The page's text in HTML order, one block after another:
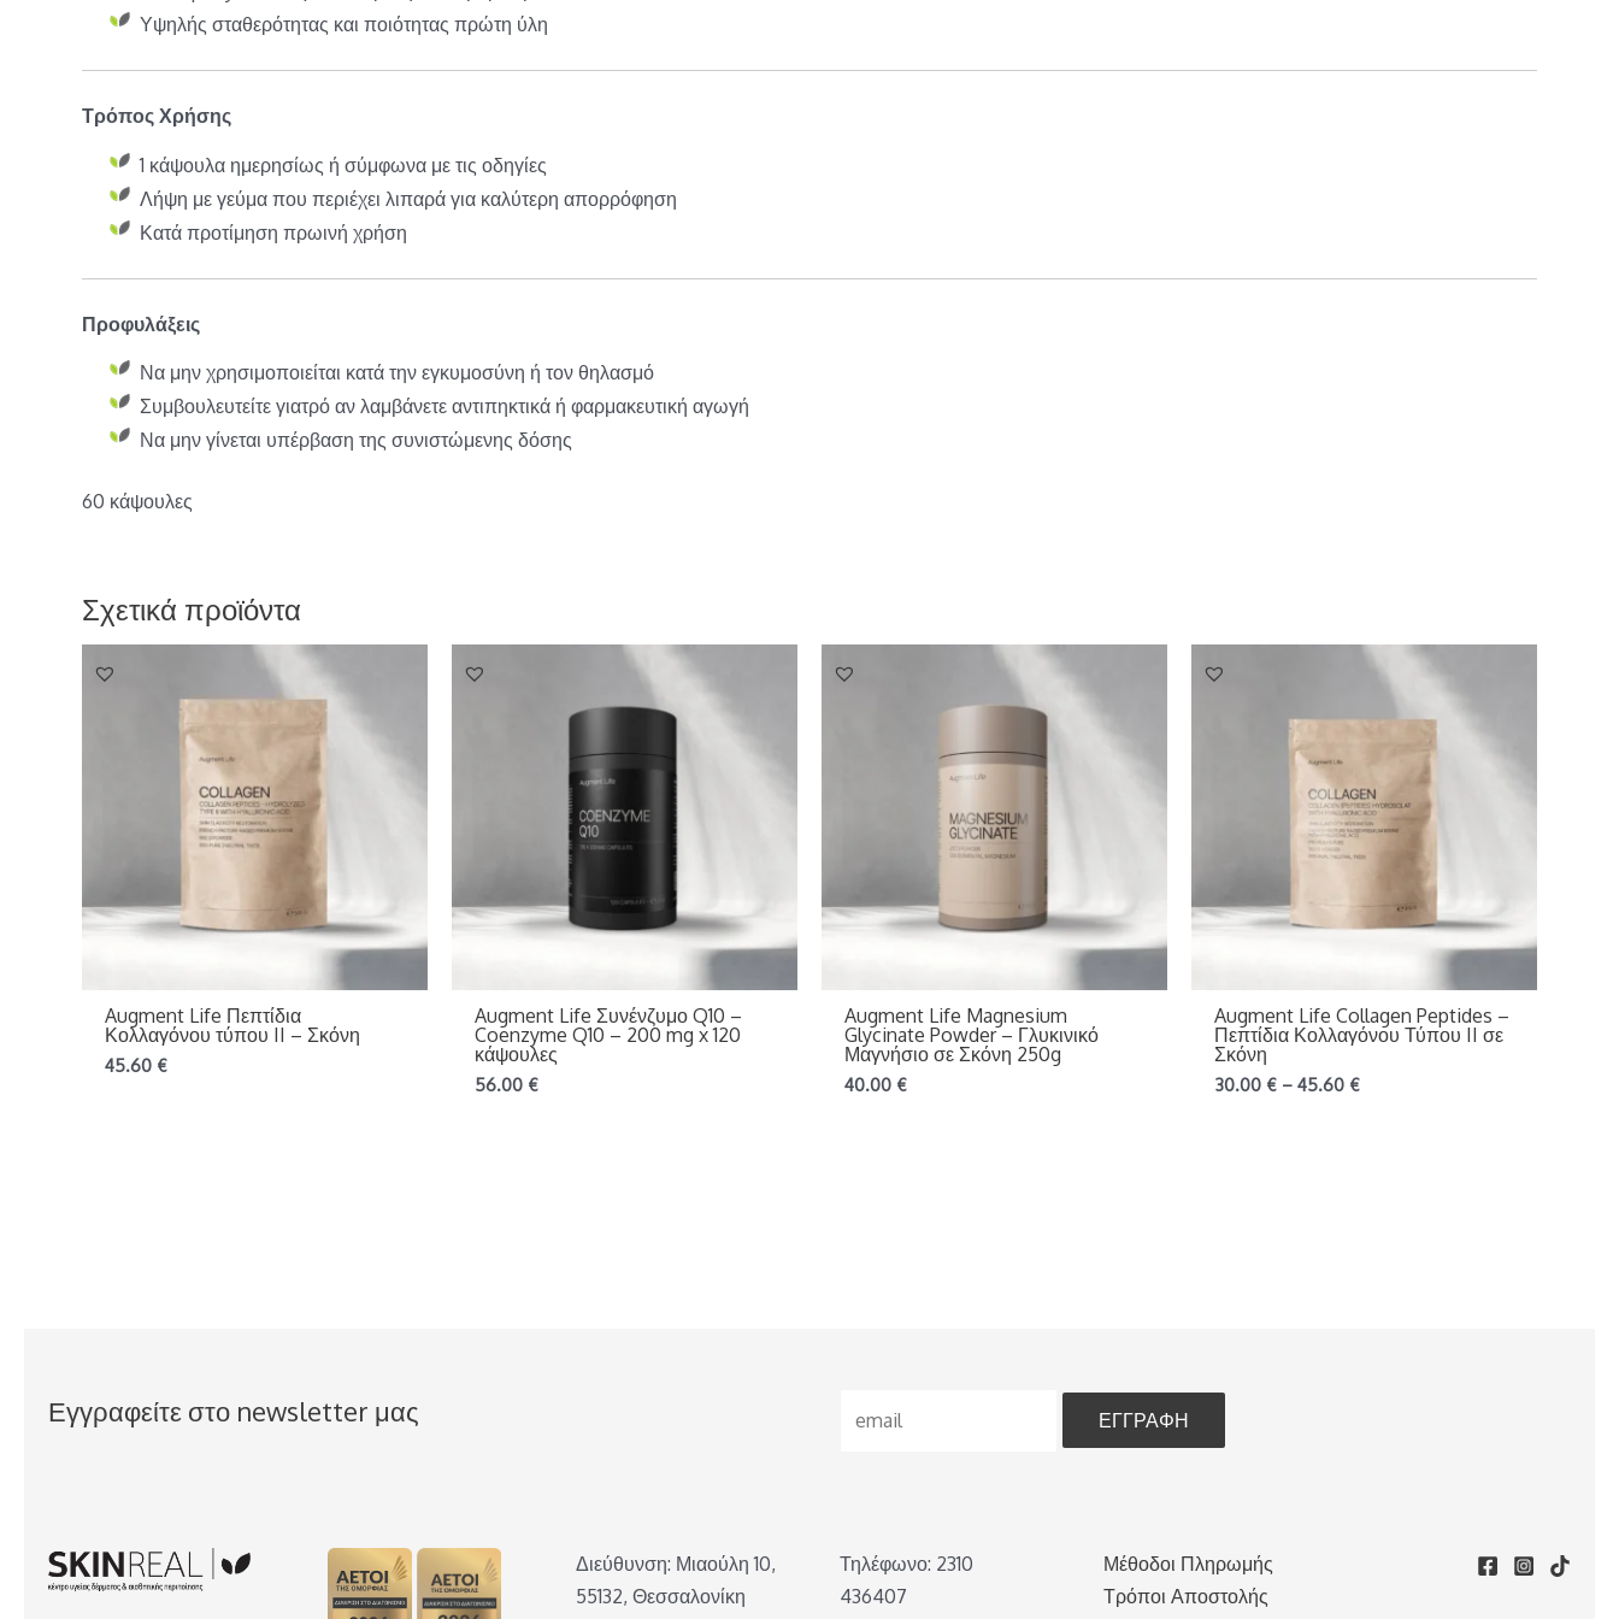
Υψηλής σταθερότητας και ποιότητας πρώτη ύλη
Τρόπος Χρήσης
1 κάψουλα ημερησίως ή σύμφωνα με τις οδηγίες
Λήψη με γεύμα που περιέχει λιπαρά για καλύτερη απορρόφηση
Κατά προτίμηση πρωινή χρήση
Προφυλάξεις
Να μην χρησιμοποιείται κατά την εγκυμοσύνη ή τον θηλασμό
Συμβουλευτείτε γιατρό αν λαμβάνετε αντιπηκτικά ή φαρμακευτική αγωγή
Να μην γίνεται υπέρβαση της συνιστώμενης δόσης
60 κάψουλες
Σχετικά προϊόντα
Augment Life Πεπτίδια
Κολλαγόνου τύπου II – Σκόνη
45.60 €
Augment Life Συνένζυμο Q10 –
Coenzyme Q10 – 200 mg x 120
κάψουλες
56.00 €
Augment Life Magnesium
Glycinate Powder – Γλυκινικό
Μαγνήσιο σε Σκόνη 250g
40.00 €
Augment Life Collagen Peptides –
Πεπτίδια Κολλαγόνου Τύπου II σε
Σκόνη
30.00 € –45.60 €
Εγγραφείτε στο newsletter μας
Διεύθυνση: Μιαούλη 10,
55132, Θεσσαλονίκη
Τηλέφωνο: 2310
436407
Μέθοδοι Πληρωμής
Τρόποι Αποστολής